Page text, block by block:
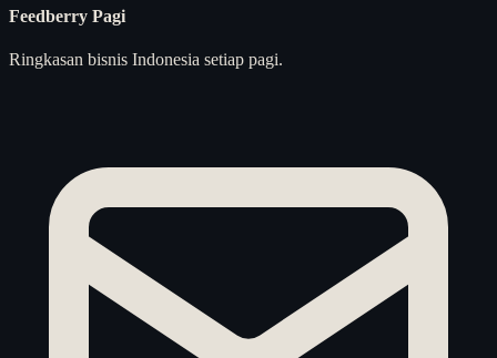
Feedberry Pagi
Ringkasan bisnis Indonesia setiap pagi.